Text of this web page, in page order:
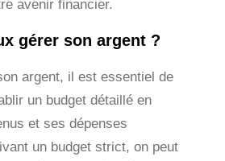
avenir financier.
gérer son argent ?
argent, il est essentiel de
un budget détaillé en
et ses dépenses
un budget strict, on peut